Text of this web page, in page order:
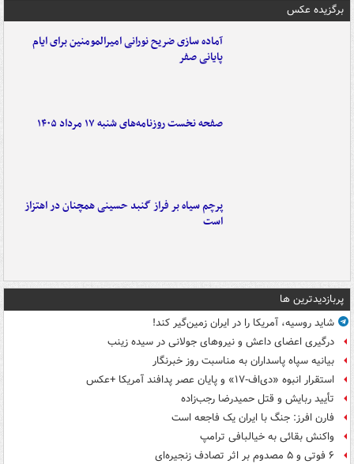
برگزیده عکس
آماده سازی ضریح نورانی امیرالمومنین برای ایام
پایانی صفر
صفحه نخست روزنامه‌های شنبه ۱۷ مرداد ۱۴۰۵
پرچم سیاه بر فراز گنبد حسینی همچنان در اهتزاز
است
پربازدیدترین ها
شاید روسیه، آمریکا را در ایران زمین‌گیر کند!
درگیری اعضای داعش و نیروهای جولانی در سیده زینب
بیانیه سپاه پاسداران به مناسبت روز خبرنگار
استقرار انبوه «دی‌اف‑۱۷» و پایان عصر پدافند آمریکا +عکس
تأیید ربایش و قتل حمیدرضا رجب‌زاده
فارن افرز: جنگ با ایران یک فاجعه است
واکنش بقائی به خیالبافی ترامپ
۶ فوتی و ۵ مصدوم بر اثر تصادف زنجیره‌ای